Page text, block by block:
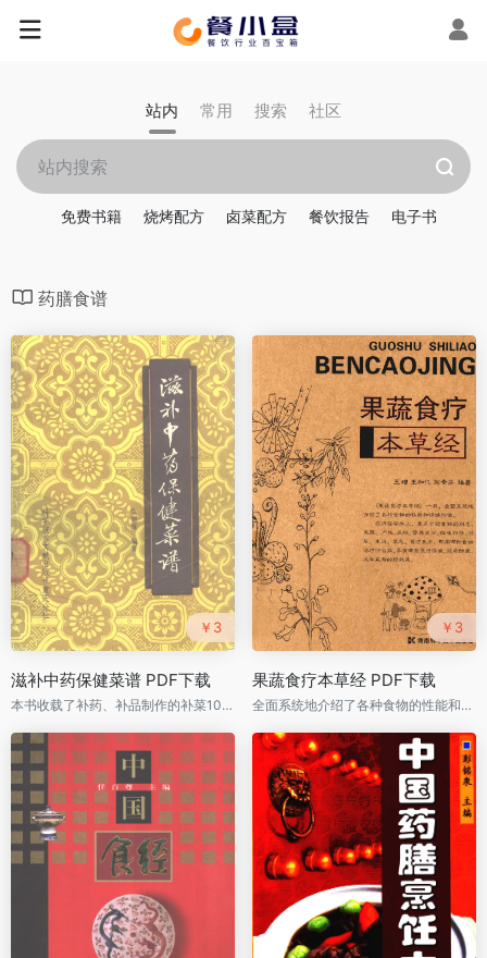
站内 常用 搜索 社区
免费书籍 烧烤配方 卤菜配方 餐饮报告 电子书
药膳食谱
￥3
滋补中药保健菜谱 PDF下载
本书收载了补药、补品制作的补菜100个、甜点20个、补粥20个，合计140个
￥3
果蔬食疗本草经 PDF下载
全面系统地介绍了各种食物的性能和保健价值